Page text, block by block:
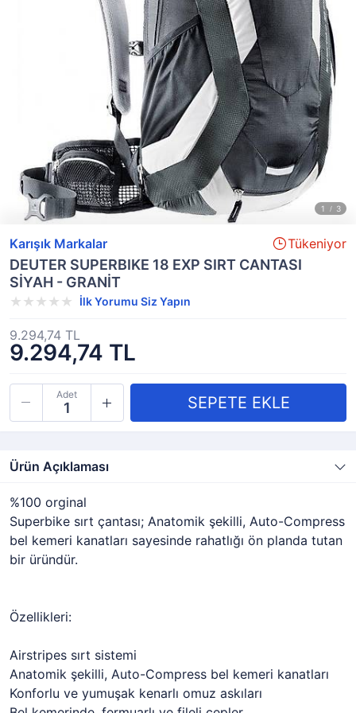
Karışık Markalar Tükeniyor
DEUTER SUPERBIKE 18 EXP SIRT CANTASI
SİYAH - GRANİT
İlk Yorumu Siz Yapın
9.294,74 TL
9.294,74 TL
Adet
Ürün Açıklaması
%100 orginal
Superbike sırt çantası; Anatomik şekilli, Auto-Compress
bel kemeri kanatları sayesinde rahatlığı ön planda tutan
bir üründür.
Özellikleri:
Airstripes sırt sistemi
Anatomik şekilli, Auto-Compress bel kemeri kanatları
Konforlu ve yumuşak kenarlı omuz askıları